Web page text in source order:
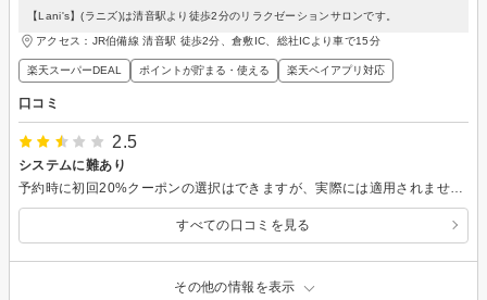
【Lani's】(ラニズ)は清音駅より徒歩2分のリラクゼーションサロンです。
アクセス：JR伯備線 清音駅 徒歩2分、倉敷IC、総社ICより車で15分
楽天スーパーDEAL ポイントが貯まる・使える 楽天ペイアプリ対応
口コミ
2.5
システムに難あり
予約時に初回20%クーポンの選択はできますが、実際には適用されません。通常通り請求されます。これからご予約の方はお気をつけ下さい。使えないなら選択できないようにしておいて欲しいです。
すべての口コミを見る
その他の情報を表示